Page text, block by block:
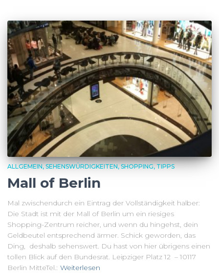
ALLGEMEIN SEHENSWÜRDIGKEITEN SHOPPING TIPPS
Mall of Berlin
Mal zwischendurch ein Eintrag der Vollständigkeit halber:
Die Stadt ist mit der Mall of Berlin um ein riesiges
Shopping-Zentrum reicher, und wenn du hingehst, dein
Geldbeutel entsprechend ärmer. Schick geworden, das
Ding, deshalb sehenswert. Du hast von hier übrigens einen
tollen Blick auf den Bundesrat. Leipziger Platz 12 – 10117
Berlin MitteTel.: Weiterlesen